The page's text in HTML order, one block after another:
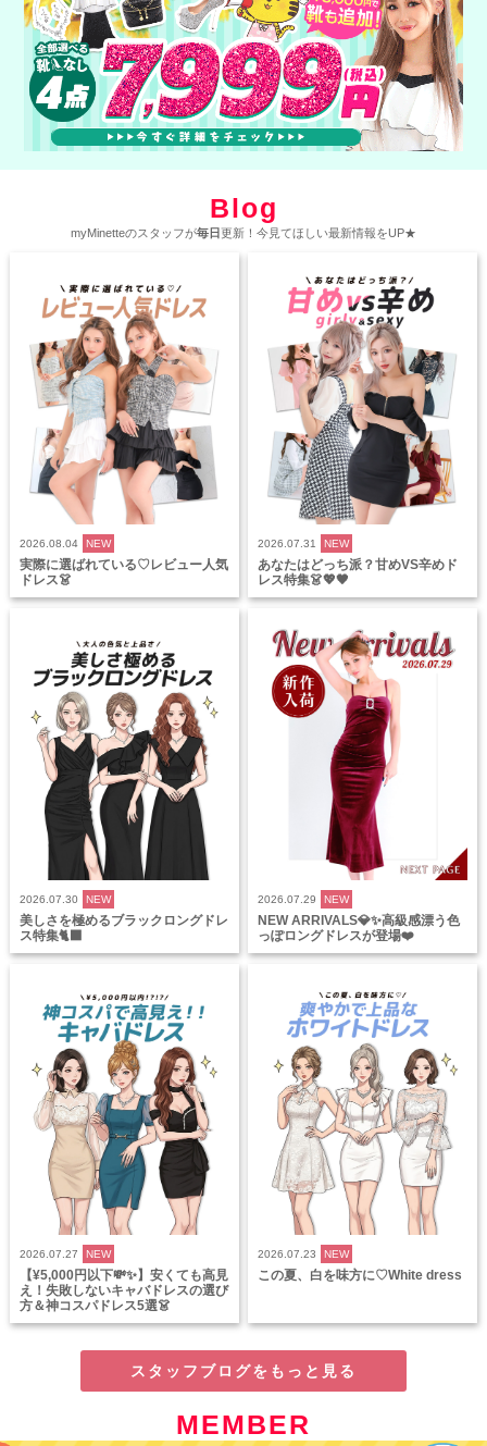
Blog
myMinetteのスタッフが毎日更新！今見てほしい最新情報をUP★
2026.08.04 NEW
実際に選ばれている♡レビュー人気
ドレス👗
2026.07.31 NEW
あなたはどっち派？甘めVS辛めド
レス特集👗💖🖤
2026.07.30 NEW
美しさを極めるブラックロングドレ
ス特集🐈‍⬛
2026.07.29 NEW
NEW ARRIVALS💎✨高級感漂う色
っぽロングドレスが登場❤️
2026.07.27 NEW
【¥5,000円以下💸✨】安くても高見
え！失敗しないキャバドレスの選び
方＆神コスパドレス5選👗
2026.07.23 NEW
この夏、白を味方に♡White dress
スタッフブログをもっと見る
MEMBER